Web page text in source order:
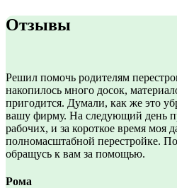
Отзывы
Решил помочь родителям
накопилось много досок,
пригодится. Думали, как же это
вашу фирму. На следующий день
рабочих, и за короткое время моя
полномасштабной перестройке.
обращусь к вам за помощью.
Рома